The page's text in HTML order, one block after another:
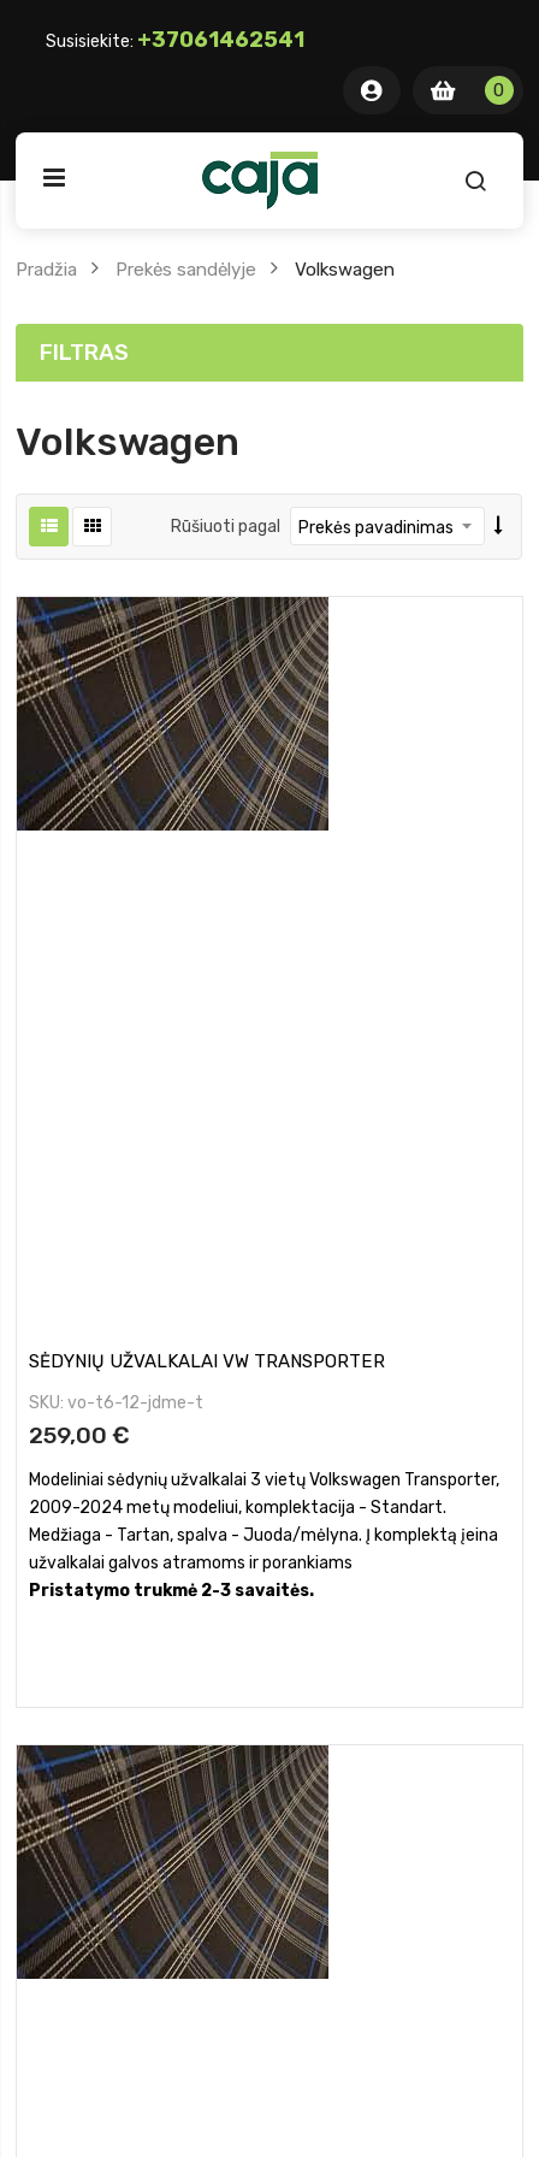
Susisiekite: +37061462541
0 item
00
Pradžia Prekės sandėlyje Volkswagen
FILTRAS
Volkswagen
Rūšiuoti pagal
SĖDYNIŲ UŽVALKALAI VW TRANSPORTER
SKU vo-t6-12-jdme-t
259,00 €
Modeliniai sėdynių užvalkalai 3 vietų Volkswagen Transporter,
2009-2024 metų modeliui, komplektacija - Standart.
Medžiaga - Tartan, spalva - Juoda/mėlyna. Į komplektą įeina
užvalkalai galvos atramoms ir porankiams
Pristatymo trukmė 2-3 savaitės.